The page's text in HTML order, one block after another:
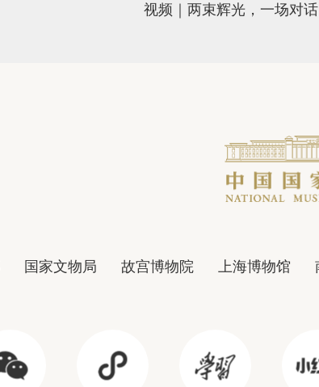
视频｜两束辉光，一场对
国家文物局 故宫博物院 上海博物馆